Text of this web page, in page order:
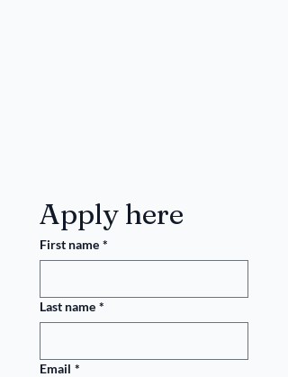
Apply here
First name *
Last name *
Email *